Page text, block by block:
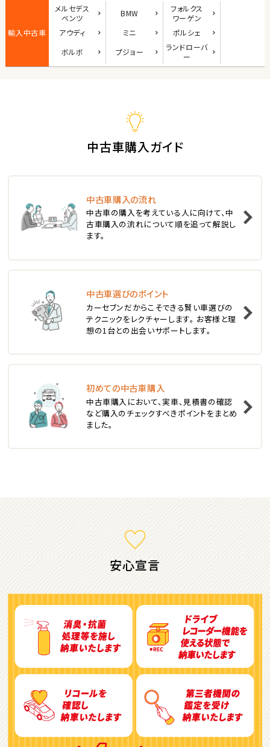
2
ロードスター
ホンダ
S660
1位
2位
スバル
レガシィツーリングワゴン
3位
トヨタ
カローラフィールダー
2
アルファード
位
トヨタ
ヴォクシー
ＳＵＶ・クロカン
輸入中古車
メルセデス
ベンツ
BMW
フォルクス
ワーゲン
アウディ
ミニ
ポルシェ
ボルボ
プジョー ランドローバ
ー
中古車購入ガイド
中古車購入の流れ
中古車の購入を考えている人に向けて、中
古車購入の流れについて順を追って解説し
ます。
中古車選びのポイント
カーセブンだからこそできる賢い車選びの
テクニックをレクチャーします。 お客様と理
想の1台との出会いサポートします。
初めての中古車購入
中古車購入において、実車、見積書の確認
など購入のチェックすべきポイントをまとめ
ました。
安心宣言